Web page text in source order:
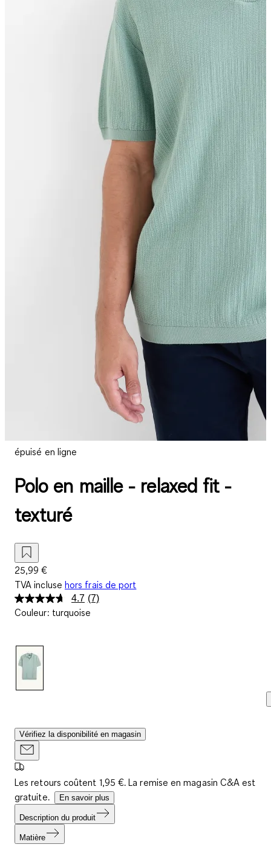
épuisé en ligne
Polo en maille - relaxed fit -
texturé
25,99 €
TVA incluse hors frais de port
4.7 Lire
7
(7)
Couleur: turquoise
Vérifiez la disponibilité en magasin
Les retours coûtent 1,95 €. La remise en magasin C&A est
gratuite.
En savoir plus
Description du produit
Matière